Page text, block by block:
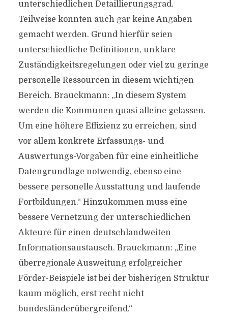
unterschiedlichen Detaillierungsgrad.
Teilweise konnten auch gar keine Angaben
gemacht werden. Grund hierfür seien
unterschiedliche Definitionen, unklare
Zuständigkeitsregelungen oder viel zu geringe
personelle Ressourcen in diesem wichtigen
Bereich. Brauckmann: „In diesem System
werden die Kommunen quasi alleine gelassen.
Um eine höhere Effizienz zu erreichen, sind
vor allem konkrete Erfassungs- und
Auswertungs-Vorgaben für eine einheitliche
Datengrundlage notwendig, ebenso eine
bessere personelle Ausstattung und laufende
Fortbildungen.“ Hinzukommen muss eine
bessere Vernetzung der unterschiedlichen
Akteure für einen deutschlandweiten
Informationsaustausch. Brauckmann: „Eine
überregionale Ausweitung erfolgreicher
Förder-Beispiele ist bei der bisherigen Struktur
kaum möglich, erst recht nicht
bundesländerübergreifend.“